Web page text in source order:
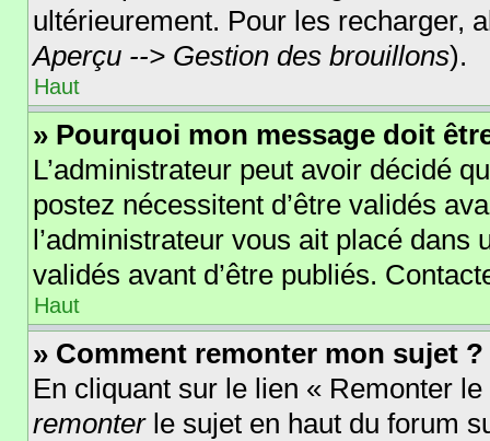
ultérieurement. Pour les recharger,
Aperçu --> Gestion des brouillons).
Haut
» Pourquoi mon message doit
L’administrateur peut avoir décidé
postez nécessitent d’être validés
l’administrateur vous ait placé
validés avant d’être publiés.
Haut
» Comment remonter mon sujet ?
En cliquant sur le lien « Remonter
remonterle sujet en haut du forum